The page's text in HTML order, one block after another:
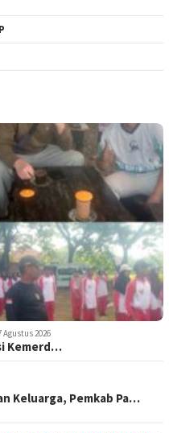
Agustus 2026
Kemerd…
Keluarga, Pemkab Pa…